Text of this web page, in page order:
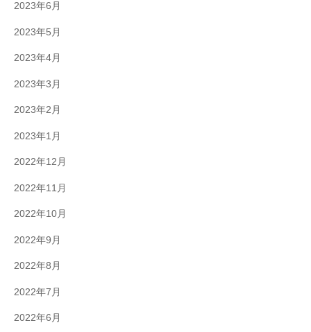
2023年6月
2023年5月
2023年4月
2023年3月
2023年2月
2023年1月
2022年12月
2022年11月
2022年10月
2022年9月
2022年8月
2022年7月
2022年6月